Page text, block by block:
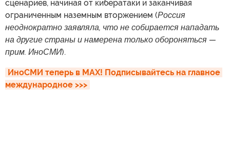
сценариев, начиная от кибератаки и заканчивая
ограниченным наземным вторжением (Россия
неоднократно заявляла, что не собирается нападать
на другие страны и намерена только обороняться —
прим. ИноСМИ).
ИноСМИ теперь в MAX! Подписывайтесь на главное
международное >>>